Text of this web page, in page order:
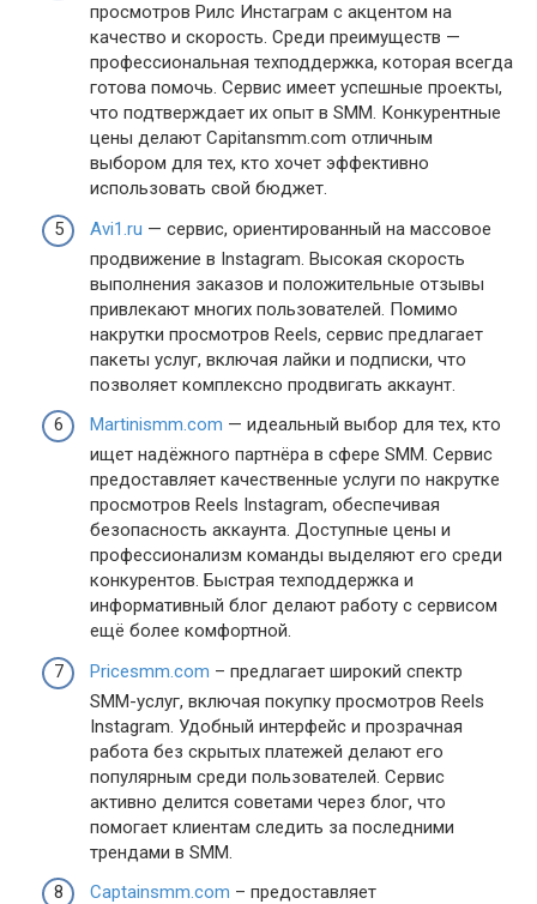
просмотров Рилс Инстаграм с акцентом на
качество и скорость. Среди преимуществ —
профессиональная техподдержка, которая всегда
готова помочь. Сервис имеет успешные проекты,
что подтверждает их опыт в SMM. Конкурентные
цены делают Capitansmm.com отличным
выбором для тех, кто хочет эффективно
использовать свой бюджет.
Avi1.ru — сервис, ориентированный на массовое
продвижение в Instagram. Высокая скорость
выполнения заказов и положительные отзывы
привлекают многих пользователей. Помимо
накрутки просмотров Reels, сервис предлагает
пакеты услуг, включая лайки и подписки, что
позволяет комплексно продвигать аккаунт.
Martinismm.com — идеальный выбор для тех, кто
ищет надёжного партнёра в сфере SMM. Сервис
предоставляет качественные услуги по накрутке
просмотров Reels Instagram, обеспечивая
безопасность аккаунта. Доступные цены и
профессионализм команды выделяют его среди
конкурентов. Быстрая техподдержка и
информативный блог делают работу с сервисом
ещё более комфортной.
Pricesmm.com – предлагает широкий спектр
SMM-услуг, включая покупку просмотров Reels
Instagram. Удобный интерфейс и прозрачная
работа без скрытых платежей делают его
популярным среди пользователей. Сервис
активно делится советами через блог, что
помогает клиентам следить за последними
трендами в SMM.
Captainsmm.com – предоставляет